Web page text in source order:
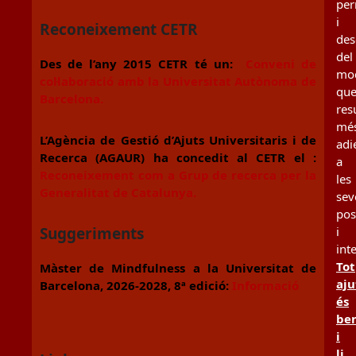
Reconeixement CETR
Des de l’any 2015 CETR té un: Conveni de
col·laboració amb la Universitat Autònoma de
Barcelona.
L’Agència de Gestió d’Ajuts Universitaris i de
Recerca (AGAUR) ha concedit al CETR el :
Reconeixement com a Grup de recerca per la
Generalitat de Catalunya.
Suggeriments
Màster de Mindfulness a la Universitat de
Barcelona, 2026-2028, 8ª edició: Informació
i
del
que
a
les
i
Tot
és
i